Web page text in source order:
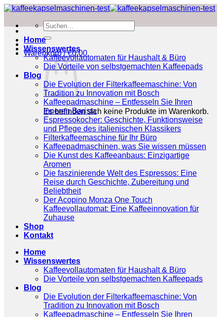
Zum
springen
Suchen
nach:
Warenkorb /€0.00
Es befinden sich keine Produkte im Warenkorb.
Home
Wissenswertes
Kaffeevollautomaten für Haushalt & Büro
Die Vorteile von selbstgemachten Kaffeepads
Blog
Die Evolution der Filterkaffeemaschine: Von
Tradition zu Innovation mit Bosch
Kaffeepadmaschine – Entfesseln Sie Ihren
inneren Barista
Espressokocher: Geschichte, Funktionsweise
und Pflege des italienischen Klassikers
Filterkaffeemaschine für Ihr Büro
Kaffeepadmaschinen, was Sie wissen müssen
Die Kunst des Kaffeeanbaus: Einzigartige
Aromen
Die faszinierende Welt des Espressos: Eine
Reise durch Geschichte, Zubereitung und
Beliebtheit
Der Acopino Monza One Touch
Kaffeevollautomat: Eine Kaffeeinnovation für
Zuhause
Shop
Kontakt
Home
Wissenswertes
Kaffeevollautomaten für Haushalt & Büro
Die Vorteile von selbstgemachten Kaffeepads
Blog
Die Evolution der Filterkaffeemaschine: Von
Tradition zu Innovation mit Bosch
Kaffeepadmaschine – Entfesseln Sie Ihren